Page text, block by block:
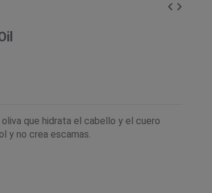
que hidrata el cabello y el cuero
y no crea escamas.